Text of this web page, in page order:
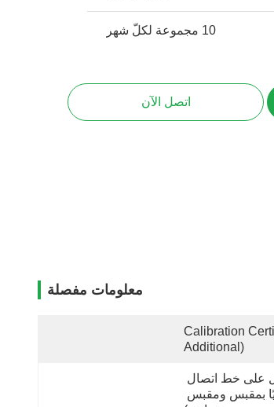
10 مجموعة لكلّ شهر
اتصل الآن
معلومات مفصلة
Calibration
Additional)